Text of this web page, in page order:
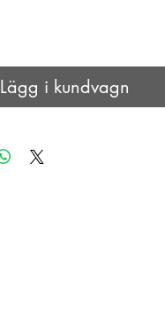
Lägg i kundvagn